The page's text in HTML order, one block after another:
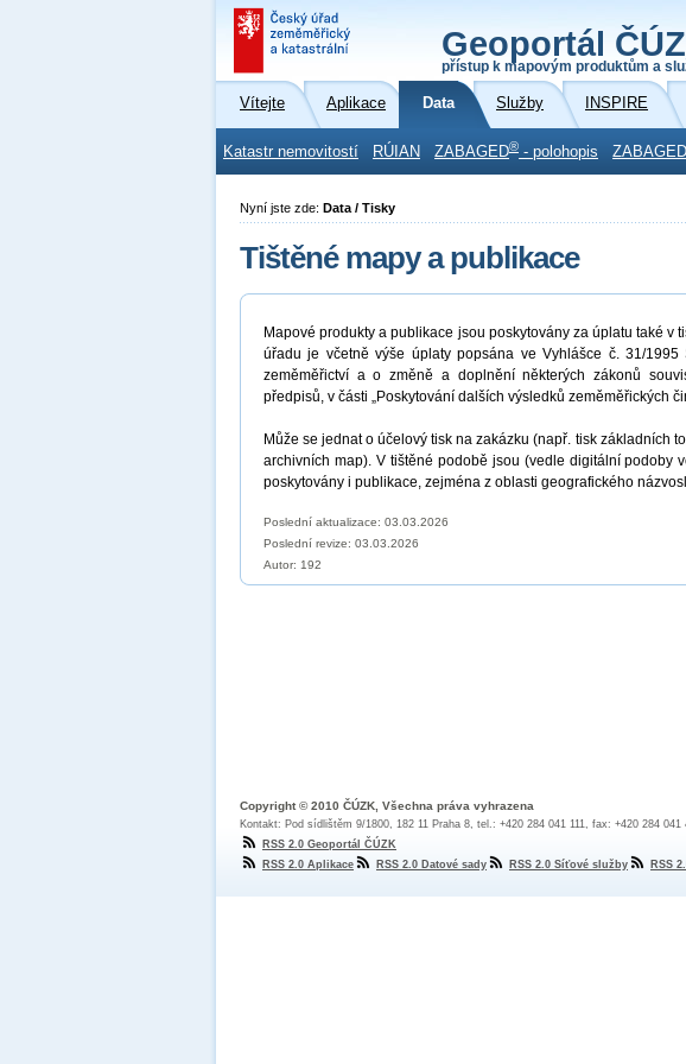
Geoportál
přístup k mapovým produktům a
Vítejte Aplikace Data Služby INSPIRE
Katastr nemovitostí RÚIAN ZABAGED® - polohopis ZABAGED
Nyní jste zde: Data / Tisky
Tištěné mapy a publikace
Mapové produkty a publikace jsou poskytovány za úplatu také v
úřadu je včetně výše úplaty popsána ve Vyhlášce č. 31/
zeměměřictví a o změně a doplnění některých zákonů
předpisů, v části „Poskytování dalších výsledků zeměměřických
Může se jednat o účelový tisk na zakázku (např. tisk základních
archivních map). V tištěné podobě jsou (vedle digitální podoby
poskytovány i publikace, zejména z oblasti geografického
Poslední aktualizace: 03.03.2026
Poslední revize: 03.03.2026
Autor: 192
Copyright © 2010 ČÚZK, Všechna práva vyhrazena
Kontakt: Pod sídlištěm 9/1800, 182 11 Praha 8, tel.: +420 284 041 111, fax: +420 284 041
RSS 2.0 Geoportál ČÚZK
RSS 2.0 Aplikace
RSS 2.0 Datové sady RSS 2.0 Síťové služby RSS